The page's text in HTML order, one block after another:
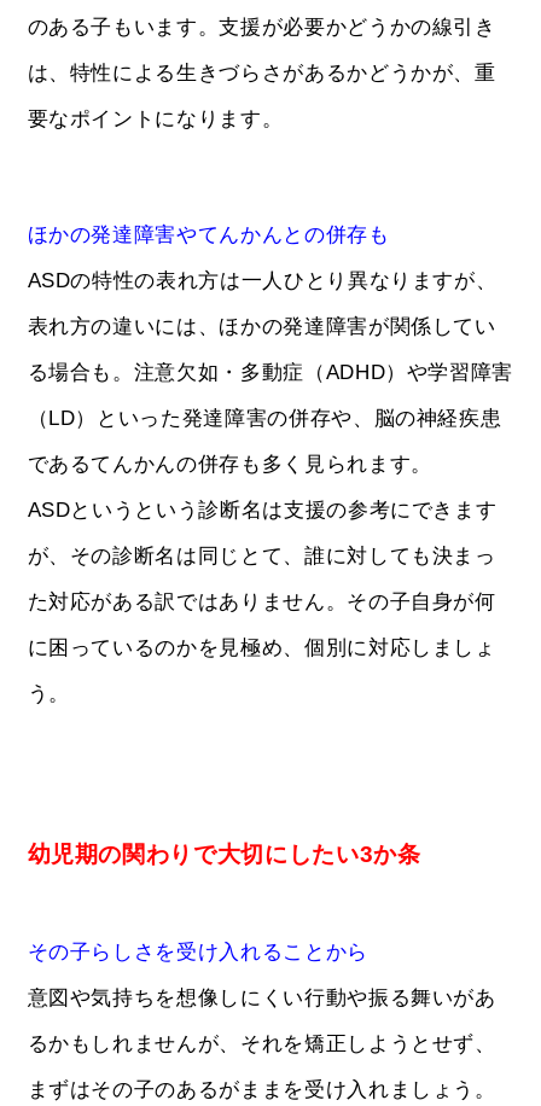
のある子もいます。支援が必要かどうかの線引き
は、特性による生きづらさがあるかどうかが、重
要なポイントになります。
ほかの発達障害やてんかんとの併存も
ASDの特性の表れ方は一人ひとり異なりますが、
表れ方の違いには、ほかの発達障害が関係してい
る場合も。注意欠如・多動症（ADHD）や学習障害
（LD）といった発達障害の併存や、脳の神経疾患
であるてんかんの併存も多く見られます。
ASDというという診断名は支援の参考にできます
が、その診断名は同じとて、誰に対しても決まっ
た対応がある訳ではありません。その子自身が何
に困っているのかを見極め、個別に対応しましょ
う。
幼児期の関わりで大切にしたい3か条
その子らしさを受け入れることから
意図や気持ちを想像しにくい行動や振る舞いがあ
るかもしれませんが、それを矯正しようとせず、
まずはその子のあるがままを受け入れましょう。